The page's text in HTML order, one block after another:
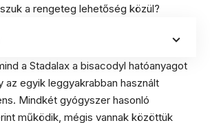
a rengeteg lehetőség közül?
a Stadalax a bisacodyl hatóanyagot
az egyik leggyakrabban használt
Mindkét gyógyszer hasonló
működik, mégis vannak közöttük